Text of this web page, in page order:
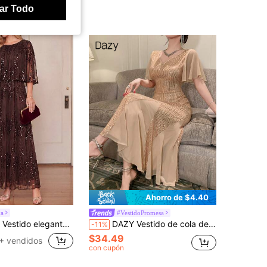
media con parches de lentejuelas de unicolor para mujer
vendidos
Ahorro de $4.40
#VestidoPromesa
-11% DAZY Vestido de cola de pez con volantes y parches de lentejuelas elegante para mujer, vestido de invitada de boda de verano, vestido brillante y vestido de verano
$34.49
con cupón
Todo